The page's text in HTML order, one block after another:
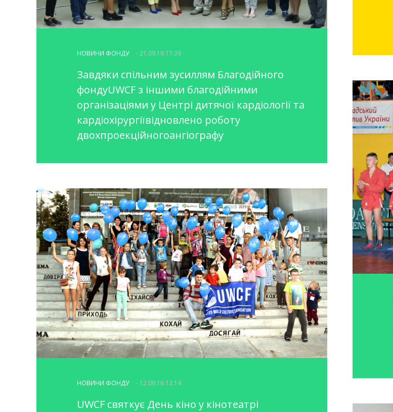
НОВИНИ ФОНДУ - 21.09.16 17:39
Завдяки спільним зусиллям Благодійного
фондуUWCF з іншими благодійними
організаціями у Центрі дитячої кардіології та
кардіохірургіївідновлено роботу
двохпроекційногоангіографу
НОВИНИ ФОНДУ - 12.09.16 13:14
UWCF святкує День кіно у кінотеатрі